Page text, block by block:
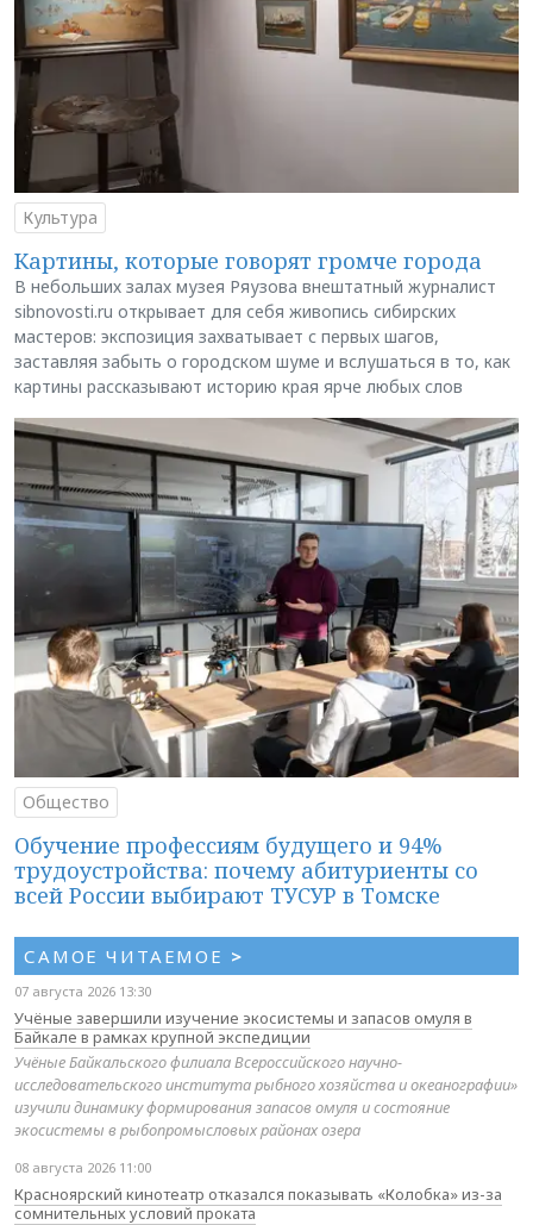
Культура
Картины, которые говорят громче города
В небольших залах музея Ряузова внештатный журналист
sibnovosti.ru открывает для себя живопись сибирских
мастеров: экспозиция захватывает с первых шагов,
заставляя забыть о городском шуме и вслушаться в то, как
картины рассказывают историю края ярче любых слов
Общество
Обучение профессиям будущего и 94%
трудоустройства: почему абитуриенты со
всей России выбирают ТУСУР в Томске
САМОЕ ЧИТАЕМОЕ >
07 августа 2026 13:30
Учёные завершили изучение экосистемы и запасов омуля в
Байкале в рамках крупной экспедиции
Учёные Байкальского филиала Всероссийского научно-
исследовательского института рыбного хозяйства и океанографии»
изучили динамику формирования запасов омуля и состояние
экосистемы в рыбопромысловых районах озера
08 августа 2026 11:00
Красноярский кинотеатр отказался показывать «Колобка» из-за
сомнительных условий проката